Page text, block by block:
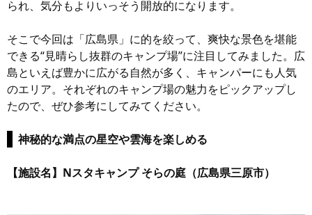
られ、気分もよりいっそう開放的になります。
そこで今回は「広島県」に的を絞って、爽快な景色を堪能
できる“見晴らし抜群のキャンプ場”に注目してみました。広
島といえば豊かに広がる自然が多く、キャンパーにも人気
のエリア。それぞれのキャンプ場の魅力をピックアップし
たので、ぜひ参考にしてみてください。
神秘的な満点の星空や雲海を楽しめる
【施設名】Nスタキャンプ そらの庭（広島県三原市）